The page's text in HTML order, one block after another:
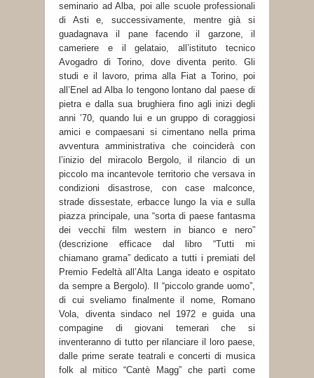
seminario ad Alba, poi alle scuole professionali
di Asti e, successivamente, mentre già si
guadagnava il pane facendo il garzone, il
cameriere e il gelataio, all’istituto tecnico
Avogadro di Torino, dove diventa perito. Gli
studi e il lavoro, prima alla Fiat a Torino, poi
all’Enel ad Alba lo tengono lontano dal paese di
pietra e dalla sua brughiera fino agli inizi degli
anni ’70, quando lui e un gruppo di coraggiosi
amici e compaesani si cimentano nella prima
avventura amministrativa che coinciderà con
l’inizio del miracolo Bergolo, il rilancio di un
piccolo ma incantevole territorio che versava in
condizioni disastrose, con case malconce,
strade dissestate, erbacce lungo la via e sulla
piazza principale, una “sorta di paese fantasma
dei vecchi film western in bianco e nero”
(descrizione efficace dal libro “Tutti mi
chiamano grama” dedicato a tutti i premiati del
Premio Fedeltà all’Alta Langa ideato e ospitato
da sempre a Bergolo). Il “piccolo grande uomo”,
di cui sveliamo finalmente il nome, Romano
Vola, diventa sindaco nel 1972 e guida una
compagine di giovani temerari che si
inventeranno di tutto per rilanciare il loro paese,
dalle prime serate teatrali e concerti di musica
folk al mitico “Cantè Magg” che partì come